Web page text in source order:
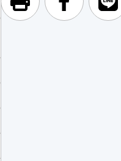
列印頁面
前往